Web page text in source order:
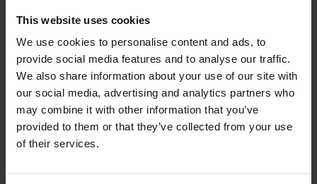
This website uses cookies
We use cookies to personalise content and ads, to
provide social media features and to analyse our traffic.
We also share information about your use of our site with
our social media, advertising and analytics partners who
may combine it with other information that you’ve
provided to them or that they’ve collected from your use
of their services.
Technische details van de
transportbanden
Aandrijfpoelie en spanrol